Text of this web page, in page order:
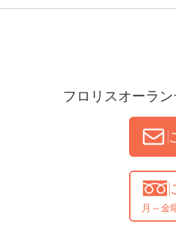
フロリスオーラ
月～金